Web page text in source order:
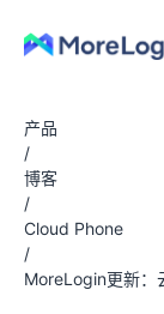
产品
/
博客
/
Cloud Phone
/
MoreLogin更新：